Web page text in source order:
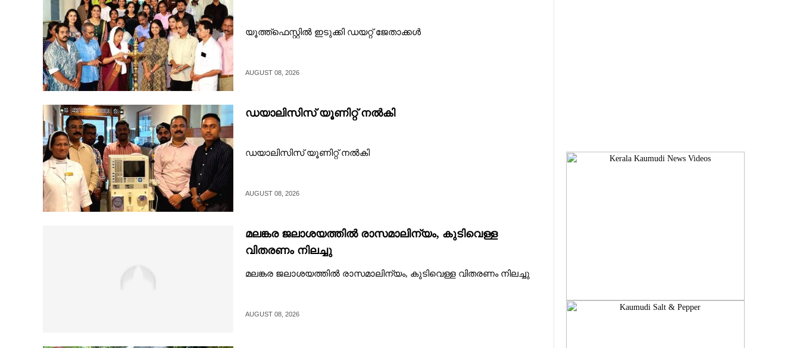
യൂത്ത്‌ഫെസ്റ്റിൽ ഇടുക്കി ഡയറ്റ് ജേതാക്കൾ
AUGUST 08, 2026
ഡയാലിസിസ് യൂണിറ്റ് നൽകി
ഡയാലിസിസ് യൂണിറ്റ് നൽകി
AUGUST 08, 2026
മലങ്കര ജലാശയത്തിൽ രാസമാലിന്യം, കുടിവെള്ള
വിതരണം നിലച്ചു
മലങ്കര ജലാശയത്തിൽ രാസമാലിന്യം, കുടിവെള്ള വിതരണം നിലച്ചു
AUGUST 08, 2026